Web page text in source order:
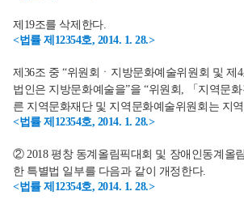
제19조를 삭제한다.
<법률 제12354호, 2014. 1. 28.>
제36조 중 “위원회ㆍ지방문화예술위원회 및 제4
법인은 지방문화예술을”을 “위원회, 「지역문화
른 지역문화재단 및 지역문화예술위원회는 지
<법률 제12354호, 2014. 1. 28.>
② 2018 평창 동계올림픽대회 및 장애인동계올
한 특별법 일부를 다음과 같이 개정한다.
<법률 제12354호, 2014. 1. 28.>